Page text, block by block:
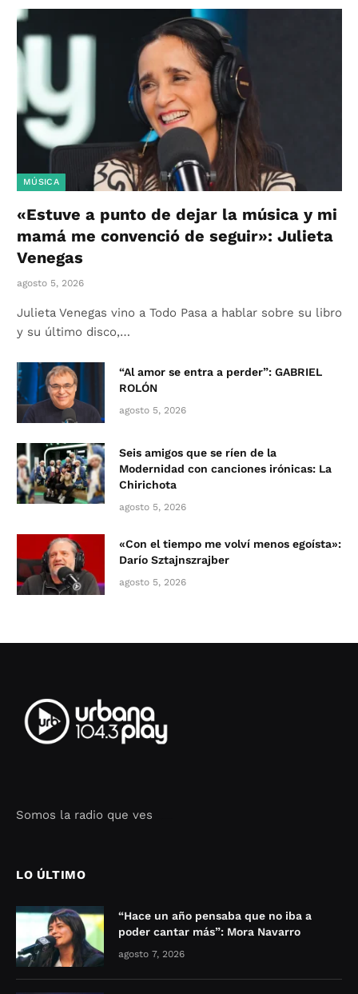
MÚSICA
«Estuve a punto de dejar la música y mi
mamá me convenció de seguir»: Julieta
Venegas
agosto 5, 2026
Julieta Venegas vino a Todo Pasa a hablar sobre su libro
y su último disco,…
“Al amor se entra a perder”: GABRIEL
ROLÓN
agosto 5, 2026
Seis amigos que se ríen de la
Modernidad con canciones irónicas: La
Chirichota
agosto 5, 2026
«Con el tiempo me volví menos egoísta»:
Darío Sztajnszrajber
agosto 5, 2026
Somos la radio que ves
LO ÚLTIMO
“Hace un año pensaba que no iba a
poder cantar más”: Mora Navarro
agosto 7, 2026